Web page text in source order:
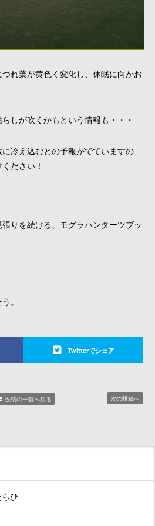
れ葉が黄色く変化し、休眠に向かお
しが吹くかもという情報も・・・
冷え込むとの予報がでていますの
ださい！
りを続ける、モグラハンターツブッ
。
Twitterでシェア
投稿の一覧へ戻る 次の投稿へ
ひ